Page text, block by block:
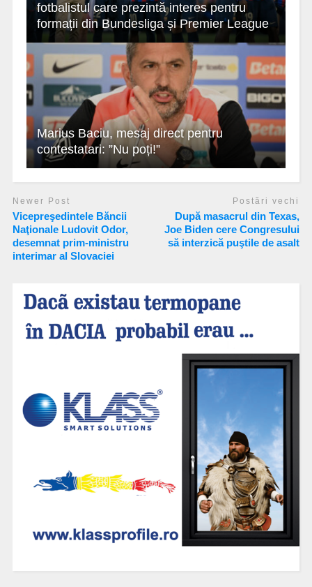
fotbalistul care prezintă interes pentru
formații din Bundesliga și Premier League
Marius Baciu, mesaj direct pentru
contestatari: ”Nu poți!”
Newer Post
Vicepreşedintele Băncii
Naţionale Ludovit Odor,
desemnat prim-ministru
interimar al Slovaciei
Postări vechi
După masacrul din Texas,
Joe Biden cere Congresului
să interzică puştile de asalt